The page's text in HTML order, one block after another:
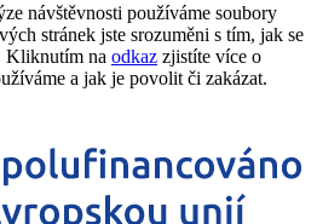
návštěvnosti používáme soubory
stránek jste srozuměni s tím, jak se
Kliknutím na odkaz zjistíte více o
a jak je povolit či zakázat.